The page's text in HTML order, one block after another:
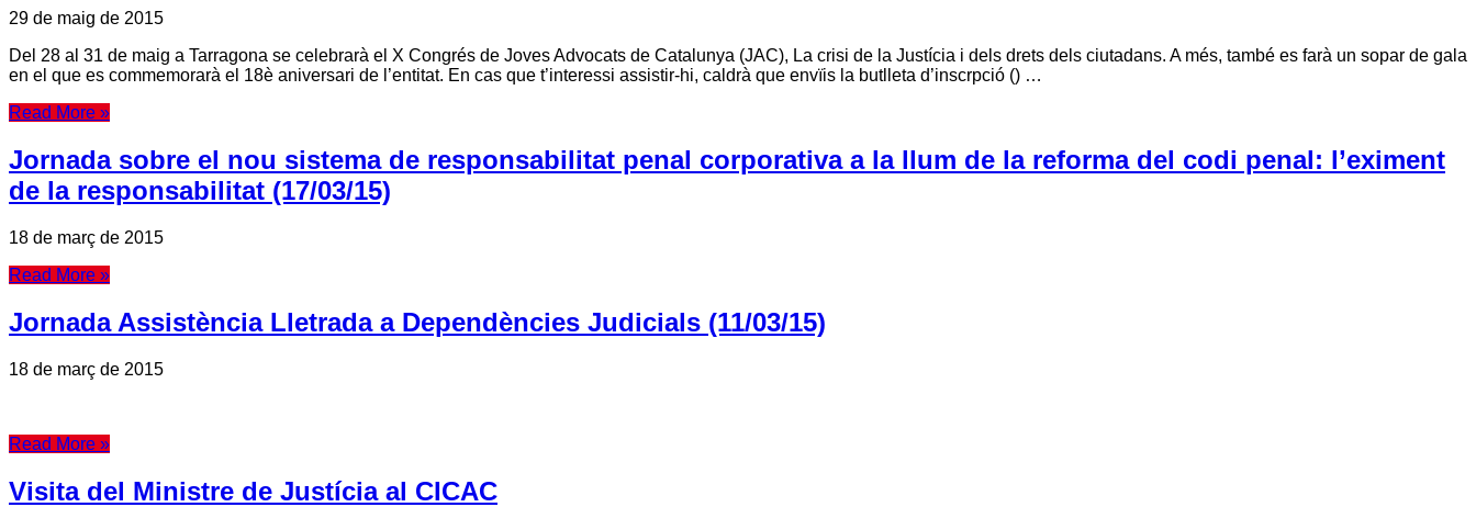
29 de maig de 2015
Del 28 al 31 de maig a Tarragona se celebrarà el X Congrés de Joves Advocats de Catalunya (JAC), La crisi de la Justícia i dels drets dels ciutadans. A més, també es farà un sopar de gala
en el que es commemorarà el 18è aniversari de l’entitat. En cas que t’interessi assistir-hi, caldrà que envïis la butlleta d’inscrpció () …
Read More »
Jornada sobre el nou sistema de responsabilitat penal corporativa a la llum de la reforma del codi penal: l’eximent
de la responsabilitat (17/03/15)
18 de març de 2015
Read More »
Jornada Assistència Lletrada a Dependències Judicials (11/03/15)
18 de març de 2015
Read More »
Visita del Ministre de Justícia al CICAC